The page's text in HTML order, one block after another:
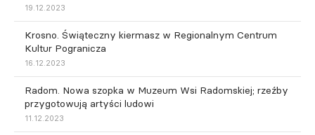
19.12.2023
Krosno. Świąteczny kiermasz w Regionalnym Centrum
Kultur Pogranicza
16.12.2023
Radom. Nowa szopka w Muzeum Wsi Radomskiej; rzeźby
przygotowują artyści ludowi
11.12.2023